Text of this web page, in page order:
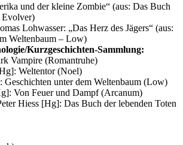
und der kleine Zombie“ (aus: Das Buch
Evolver)
Lohwasser: „Das Herz des Jägers“ (aus:
Weltenbaum – Low)
Kurzgeschichten-Sammlung:
Vampire (Romantruhe)
Weltentor (Noel)
unter dem Weltenbaum (Low)
Von Feuer und Dampf (Arcanum)
Hiess [Hg]: Das Buch der lebenden Toten